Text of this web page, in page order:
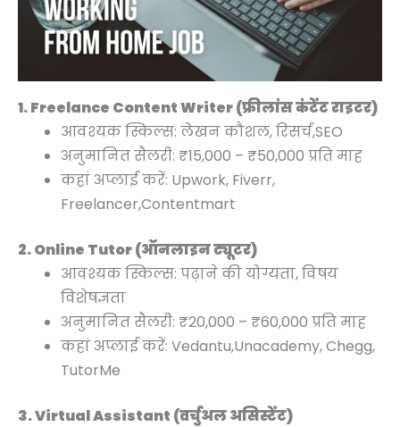
1. Freelance Content Writer (फ्रीलांस कंटेंट राइटर)
आवश्यक स्किल्स: लेखन कौशल, रिसर्च,SEO
अनुमानित सैलरी: ₹15,000 – ₹50,000 प्रति माह
कहां अप्लाई करें: Upwork, Fiverr,
Freelancer,Contentmart
2. Online Tutor (ऑनलाइन ट्यूटर)
आवश्यक स्किल्स: पढ़ाने की योग्यता, विषय
विशेषज्ञता
अनुमानित सैलरी: ₹20,000 – ₹60,000 प्रति माह
कहां अप्लाई करें: Vedantu,Unacademy, Chegg,
TutorMe
3. Virtual Assistant (वर्चुअल असिस्टेंट)
0
0
.
0
.
0
0
.
0
.
0
0
.
0
.
0
.